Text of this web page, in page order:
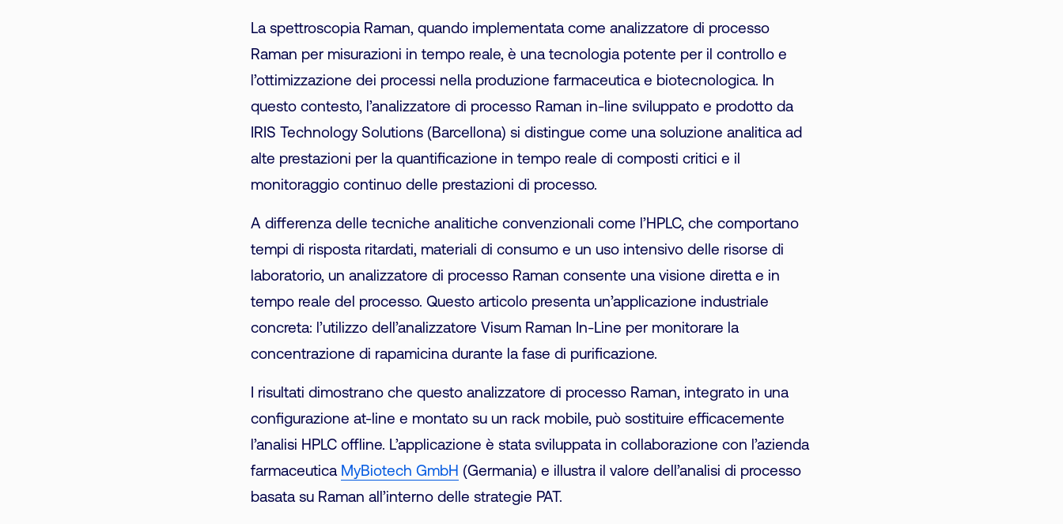
La spettroscopia Raman, quando implementata come analizzatore di processo
Raman per misurazioni in tempo reale, è una tecnologia potente per il controllo e
l’ottimizzazione dei processi nella produzione farmaceutica e biotecnologica. In
questo contesto, l’analizzatore di processo Raman in-line sviluppato e prodotto da
IRIS Technology Solutions (Barcellona) si distingue come una soluzione analitica ad
alte prestazioni per la quantificazione in tempo reale di composti critici e il
monitoraggio continuo delle prestazioni di processo.
A differenza delle tecniche analitiche convenzionali come l’HPLC, che comportano
tempi di risposta ritardati, materiali di consumo e un uso intensivo delle risorse di
laboratorio, un analizzatore di processo Raman consente una visione diretta e in
tempo reale del processo. Questo articolo presenta un’applicazione industriale
concreta: l’utilizzo dell’analizzatore Visum Raman In-Line per monitorare la
concentrazione di rapamicina durante la fase di purificazione.
I risultati dimostrano che questo analizzatore di processo Raman, integrato in una
configurazione at-line e montato su un rack mobile, può sostituire efficacemente
l’analisi HPLC offline. L’applicazione è stata sviluppata in collaborazione con l’azienda
farmaceutica MyBiotech GmbH (Germania) e illustra il valore dell’analisi di processo
basata su Raman all’interno delle strategie PAT.